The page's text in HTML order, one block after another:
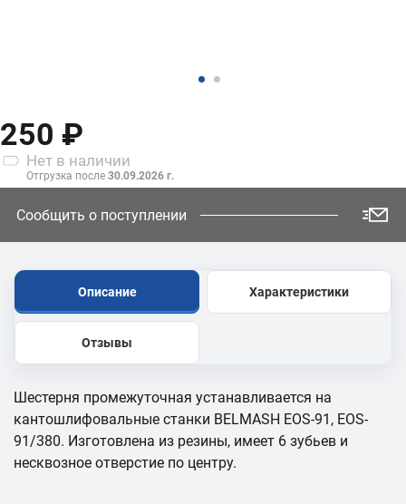
250 ₽
Нет в наличии
Отгрузка после 30.09.2026 г.
Сообщить о поступлении
Описание Характеристики
Отзывы
Шестерня промежуточная устанавливается на
кантошлифовальные станки BELMASH EOS-91, EOS-
91/380. Изготовлена из резины, имеет 6 зубьев и
несквозное отверстие по центру.